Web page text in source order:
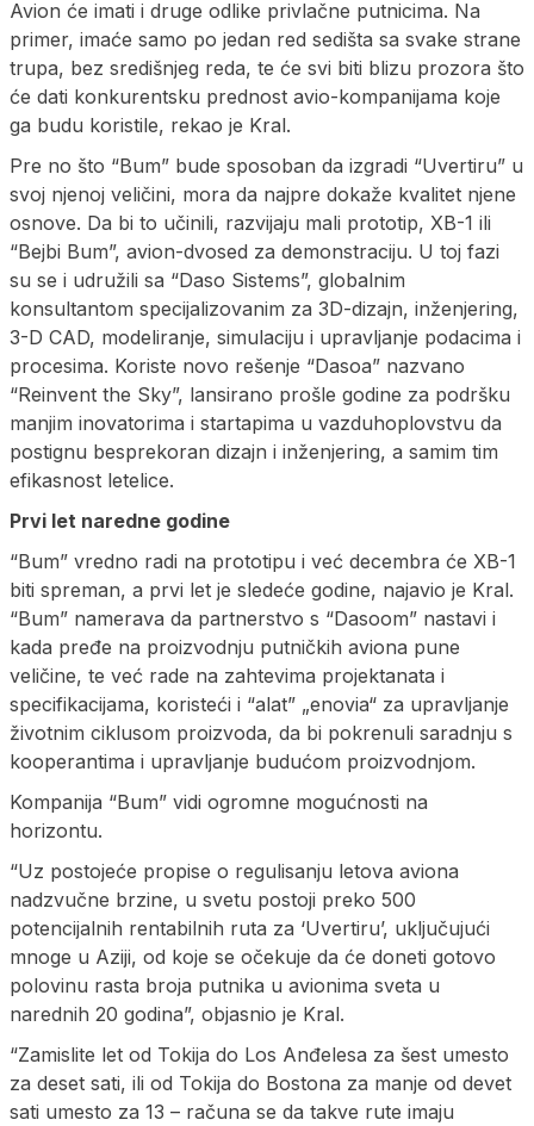
Avion će imati i druge odlike privlačne putnicima. Na
primer, imaće samo po jedan red sedišta sa svake strane
trupa, bez središnjeg reda, te će svi biti blizu prozora što
će dati konkurentsku prednost avio-kompanijama koje
ga budu koristile, rekao je Kral.
Pre no što “Bum” bude sposoban da izgradi “Uvertiru” u
svoj njenoj veličini, mora da najpre dokaže kvalitet njene
osnove. Da bi to učinili, razvijaju mali prototip, XB-1 ili
“Bejbi Bum”, avion-dvosed za demonstraciju. U toj fazi
su se i udružili sa “Daso Sistems”, globalnim
konsultantom specijalizovanim za 3D-dizajn, inženjering,
3-D CAD, modeliranje, simulaciju i upravljanje podacima i
procesima. Koriste novo rešenje “Dasoa” nazvano
“Reinvent the Sky”, lansirano prošle godine za podršku
manjim inovatorima i startapima u vazduhoplovstvu da
postignu besprekoran dizajn i inženjering, a samim tim
efikasnost letelice.
Prvi let naredne godine
“Bum” vredno radi na prototipu i već decembra će XB-1
biti spreman, a prvi let je sledeće godine, najavio je Kral.
“Bum” namerava da partnerstvo s “Dasoom” nastavi i
kada pređe na proizvodnju putničkih aviona pune
veličine, te već rade na zahtevima projektanata i
specifikacijama, koristeći i “alat” „enovia“ za upravljanje
životnim ciklusom proizvoda, da bi pokrenuli saradnju s
kooperantima i upravljanje budućom proizvodnjom.
Kompanija “Bum” vidi ogromne mogućnosti na
horizontu.
“Uz postojeće propise o regulisanju letova aviona
nadzvučne brzine, u svetu postoji preko 500
potencijalnih rentabilnih ruta za ‘Uvertiru’, uključujući
mnoge u Aziji, od koje se očekuje da će doneti gotovo
polovinu rasta broja putnika u avionima sveta u
narednih 20 godina”, objasnio je Kral.
“Zamislite let od Tokija do Los Anđelesa za šest umesto
za deset sati, ili od Tokija do Bostona za manje od devet
sati umesto za 13 – računa se da takve rute imaju